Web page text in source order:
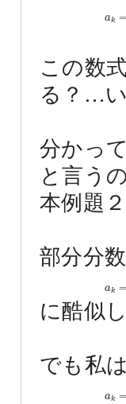
ak
この数
る？…
分かっ
と言う
本例題
部分分
ak
に酷似
でも私
ak